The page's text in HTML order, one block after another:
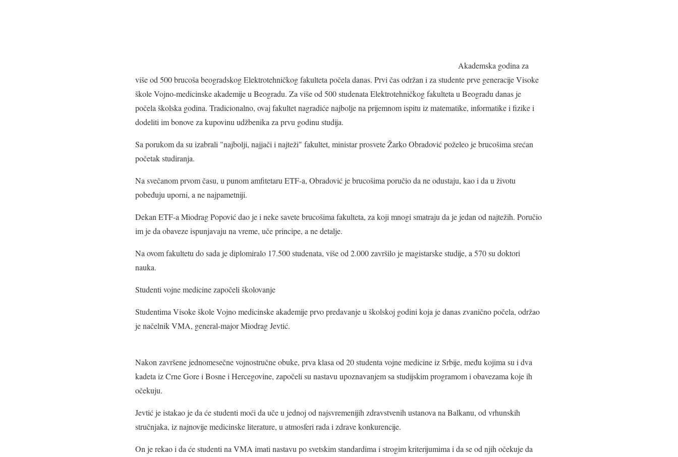
Akademska godina za
više od 500 brucoša beogradskog Elektrotehničkog fakulteta počela danas. Prvi čas održan i za studente prve generacije Visoke
škole Vojno-medicinske akademije u Beogradu. Za više od 500 studenata Elektrotehničkog fakulteta u Beogradu danas je
počela školska godina. Tradicionalno, ovaj fakultet nagradiće najbolje na prijemnom ispitu iz matematike, informatike i fizike i
dodeliti im bonove za kupovinu udžbenika za prvu godinu studija.
Sa porukom da su izabrali "najbolji, najjači i najteži" fakultet, ministar prosvete Žarko Obradović poželeo je brucošima srećan
početak studiranja.
Na svečanom prvom času, u punom amfitetaru ETF-a, Obradović je brucošima poručio da ne odustaju, kao i da u životu
pobeđuju uporni, a ne najpametniji.
Dekan ETF-a Miodrag Popović dao je i neke savete brucošima fakulteta, za koji mnogi smatraju da je jedan od najtežih. Poručio
im je da obaveze ispunjavaju na vreme, uče principe, a ne detalje.
Na ovom fakultetu do sada je diplomiralo 17.500 studenata, više od 2.000 završilo je magistarske studije, a 570 su doktori
nauka.
Studenti vojne medicine započeli školovanje
Studentima Visoke škole Vojno medicinske akademije prvo predavanje u školskoj godini koja je danas zvanično počela, održao
je načelnik VMA, general-major Miodrag Jevtić.
Nakon završene jednomesečne vojnostručne obuke, prva klasa od 20 studenta vojne medicine iz Srbije, među kojima su i dva
kadeta iz Crne Gore i Bosne i Hercegovine, započeli su nastavu upoznavanjem sa studijskim programom i obavezama koje ih
očekuju.
Jevtić je istakao je da će studenti moći da uče u jednoj od najsvremenijih zdravstvenih ustanova na Balkanu, od vrhunskih
stručnjaka, iz najnovije medicinske literature, u atmosferi rada i zdrave konkurencije.
On je rekao i da će studenti na VMA imati nastavu po svetskim standardima i strogim kriterijumima i da se od njih očekuje da